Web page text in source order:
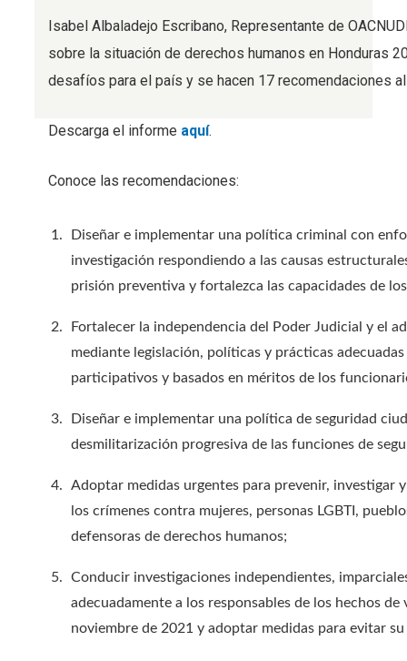
Isabel Albaladejo Escribano, Representante de
sobre la situación de derechos humanos en Honduras
desafíos para el país y se hacen 17 recomendaciones
Descarga el informe aquí.
Conoce las recomendaciones:
Diseñar e implementar una política criminal con
investigación respondiendo a las causas
prisión preventiva y fortalezca las capacidades de
Fortalecer la independencia del Poder Judicial y el
mediante legislación, políticas y prácticas
participativos y basados en méritos de los
Diseñar e implementar una política de seguridad
desmilitarización progresiva de las funciones de
Adoptar medidas urgentes para prevenir, investigar
los crímenes contra mujeres, personas LGBTI,
defensoras de derechos humanos;
Conducir investigaciones independientes,
adecuadamente a los responsables de los hechos
noviembre de 2021 y adoptar medidas para evitar